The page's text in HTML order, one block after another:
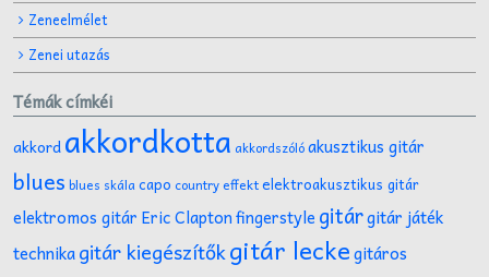
Zeneelmélet
Zenei utazás
Témák címkéi
akkordakkordkotta akkordszólóakusztikus gitár
blues blues skálacapo country effektelektroakusztikus gitár
elektromos gitár Eric Claptonfingerstyle gitárgitár játék
technikagitár kiegészítőkgitár leckegitáros